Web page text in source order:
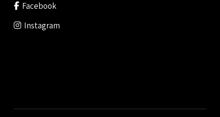
Facebook
Instagram